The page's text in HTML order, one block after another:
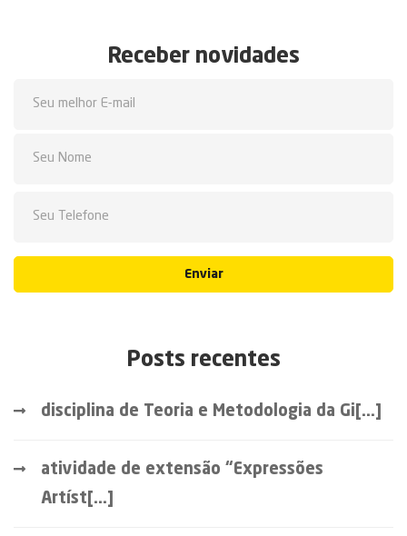
Receber novidades
Enviar
Posts recentes
disciplina de Teoria e Metodologia da Gi[...]
atividade de extensão “Expressões
Artíst[...]